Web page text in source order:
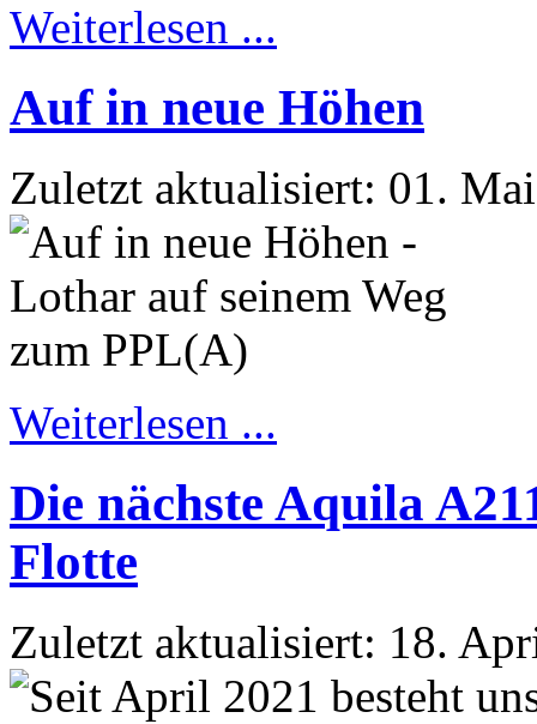
Weiterlesen ...
Auf in neue Höhen
Zuletzt aktualisiert: 01.
Weiterlesen ...
Die nächste Aquila
Flotte
Zuletzt aktualisiert: 18.